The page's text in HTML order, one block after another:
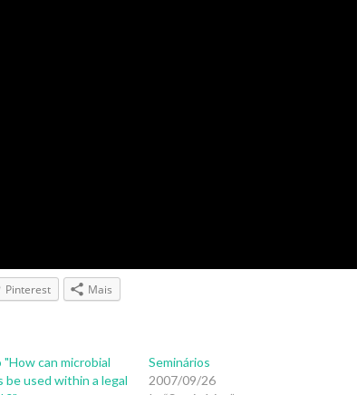
Pinterest Mais
"How can microbial
be used within a legal
Seminários
2007/09/26